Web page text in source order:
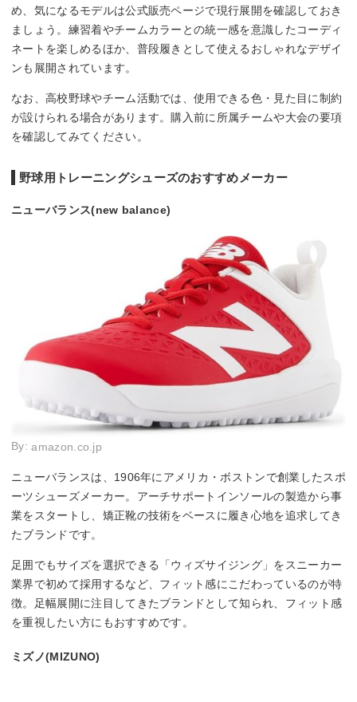
め、気になるモデルは公式販売ページで現行展開を確認しておき
ましょう。練習着やチームカラーとの統一感を意識したコーディ
ネートを楽しめるほか、普段履きとして使えるおしゃれなデザイ
ンも展開されています。
なお、高校野球やチーム活動では、使用できる色・見た目に制約
が設けられる場合があります。購入前に所属チームや大会の要項
を確認してみてください。
野球用トレーニングシューズのおすすめメーカー
ニューバランス(new balance)
By:amazon.co.jp
ニューバランスは、1906年にアメリカ・ボストンで創業したスポ
ーツシューズメーカー。アーチサポートインソールの製造から事
業をスタートし、矯正靴の技術をベースに履き心地を追求してき
たブランドです。
足囲でもサイズを選択できる「ウィズサイジング」をスニーカー
業界で初めて採用するなど、フィット感にこだわっているのが特
徴。足幅展開に注目してきたブランドとして知られ、フィット感
を重視したい方にもおすすめです。
ミズノ(MIZUNO)